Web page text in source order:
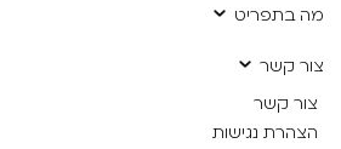
מה בתפריט
צור קשר
צור קשר
הצהרת נגישות